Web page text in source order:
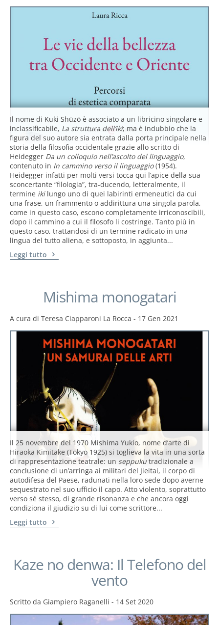
Il nome di Kuki Shūzō è associato a un libricino singolare e
inclassificabile, La struttura dell’iki; ma è indubbio che la
figura del suo autore sia entrata dalla porta principale nella
storia della filosofia occidentale grazie allo scritto di
Heidegger Da un colloquio nell’ascolto del linguaggio,
contenuto in In cammino verso il linguaggio(1954).
Heidegger infatti per molti versi tocca qui l’apice della sua
sconcertante “filologia”, tra-ducendo, letteralmente, il
termine ikilungo uno di quei labirinti ermeneutici da cui
una frase, un frammento o addirittura una singola parola,
come in questo caso, escono completamente irriconoscibili,
dopo il cammino a cui il filosofo li costringe. Tanto più in
questo caso, trattandosi di un termine radicato in una
lingua del tutto aliena, e sottoposto, in aggiunta...
Leggi tutto
Mishima monogatari
A cura di Teresa Ciapparoni La Rocca - 17 Gen 2021
Il 25 novembre del 1970 Mishima Yukio, nome d’arte di
Hiraoka Kimitake (Tokyo 1925) si toglieva la vita in una sorta
di rappresentazione teatrale: un seppukutradizionale a
conclusione di un’arringa ai militari del Jieitai, il corpo di
autodifesa del Paese, radunati nella loro sede dopo averne
sequestrato nel suo ufficio il capo. Atto violento, soprattutto
verso sé stesso, di grande risonanza e che ancora oggi
condiziona il giudizio su di lui come scrittore...
Leggi tutto
Kaze no denwa: Il Telefono del
vento
Scritto da Giampiero Raganelli - 14 Set 2020